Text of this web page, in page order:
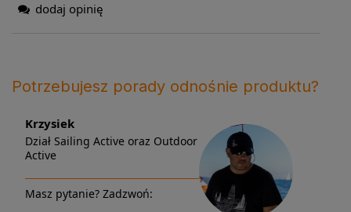
dodaj opinię
Potrzebujesz porady odnośnie produktu?
Krzysiek
Dział Sailing Active oraz Outdoor
Active
Masz pytanie? Zadzwoń: